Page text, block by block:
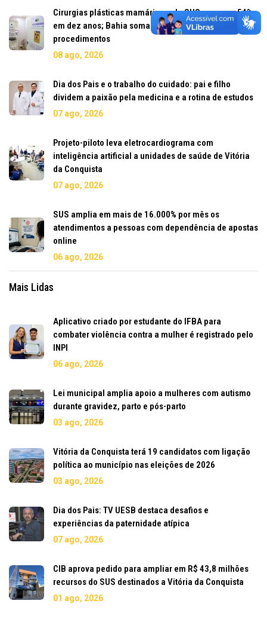
Cirurgias plásticas mamárias pelo SUS crescem 54%
em dez anos; Bahia soma mais de 5,7 mil
procedimentos
08 ago, 2026
Dia dos Pais e o trabalho do cuidado: pai e filho
dividem a paixão pela medicina e a rotina de estudos
07 ago, 2026
Projeto-piloto leva eletrocardiograma com
inteligência artificial a unidades de saúde de Vitória
da Conquista
07 ago, 2026
SUS amplia em mais de 16.000% por mês os
atendimentos a pessoas com dependência de apostas
online
06 ago, 2026
Mais Lidas
Aplicativo criado por estudante do IFBA para
combater violência contra a mulher é registrado pelo
INPI
06 ago, 2026
Lei municipal amplia apoio a mulheres com autismo
durante gravidez, parto e pós-parto
03 ago, 2026
Vitória da Conquista terá 19 candidatos com ligação
política ao município nas eleições de 2026
03 ago, 2026
Dia dos Pais: TV UESB destaca desafios e
experiências da paternidade atípica
07 ago, 2026
CIB aprova pedido para ampliar em R$ 43,8 milhões
recursos do SUS destinados a Vitória da Conquista
01 ago, 2026